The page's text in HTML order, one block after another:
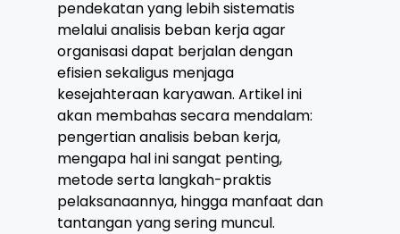
pendekatan yang lebih sistematis
melaluianalisis beban kerjaagar
organisasi dapat berjalan dengan
efisien sekaligus menjaga
kesejahteraan karyawan. Artikel ini
akan membahas secara mendalam:
pengertian analisis beban kerja,
mengapa hal ini sangat penting,
metode serta langkah-praktis
pelaksanaannya, hingga manfaat dan
tantangan yang sering muncul.